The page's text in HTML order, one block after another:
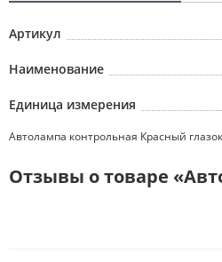
Артикул
Наименование
Единица измерения
Автолампа контрольная Красный
Отзывы о товаре